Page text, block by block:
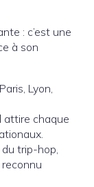
: c’est une
à son
Lyon,
attire chaque
trip-hop,